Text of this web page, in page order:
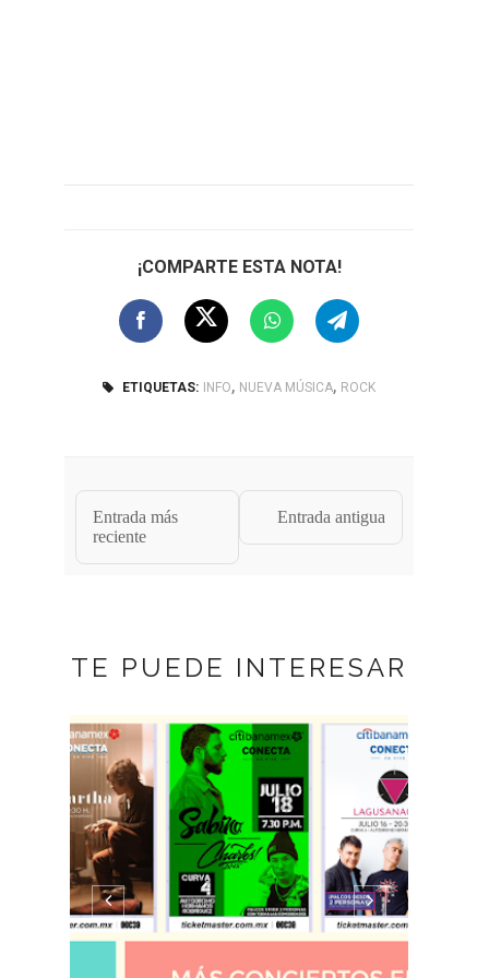
¡COMPARTE ESTA NOTA!
ETIQUETAS: INFO, NUEVA MÚSICA, ROCK
Entrada más
reciente
Entrada antigua
TE PUEDE INTERESAR